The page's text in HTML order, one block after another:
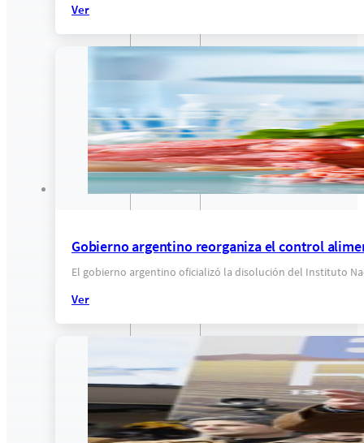
Ver
Gobierno argentino reorganiza el control
El gobierno argentino oficializó la disolución del Instituto
Ver